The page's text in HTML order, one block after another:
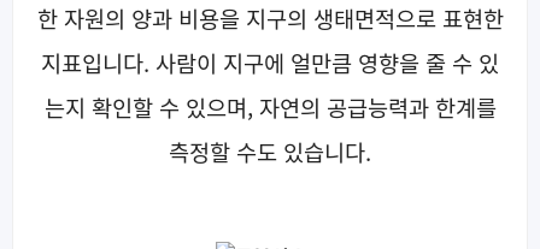
한 자원의 양과 비용을 지구의 생태면적으로 표현한
지표입니다. 사람이 지구에 얼만큼 영향을 줄 수 있
는지 확인할 수 있으며, 자연의 공급능력과 한계를
측정할 수도 있습니다.